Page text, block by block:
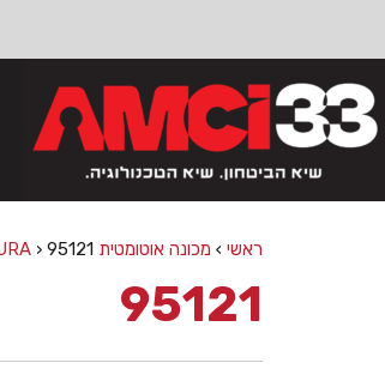
פתח סרגל נגישות
ראשי › מכונה אוטומטית 400M FUTURA › 95121
95121